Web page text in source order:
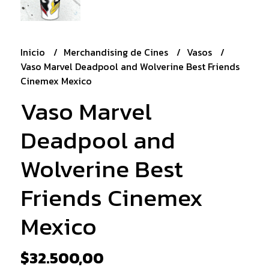
Inicio Merchandising de Cines
Vasos
Vaso Marvel Deadpool and Wolverine Best Friends
Cinemex Mexico
Vaso Marvel
Deadpool and
Wolverine Best
Friends Cinemex
Mexico
$32.500,00